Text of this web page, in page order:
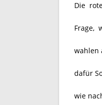
Die
Frage,
wahlen
dafür
wie